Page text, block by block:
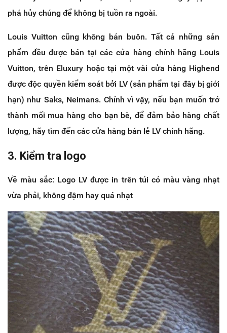
phá hủy chúng để không bị tuồn ra ngoài.
Louis Vuitton cũng không bán buôn. Tất cả những sản
phẩm đều được bán tại các cửa hàng chính hãng Louis
Vuitton, trên Eluxury hoặc tại một vài cửa hàng Highend
được độc quyền kiểm soát bởi LV (sản phẩm tại đây bị giới
hạn) như Saks, Neimans. Chính vì vậy, nếu bạn muốn trở
thành mối mua hàng cho bạn bè, để đảm bảo hàng chất
lượng, hãy tìm đến các cửa hàng bán lẻ LV chính hãng.
3. Kiểm tra logo
Về màu sắc: Logo LV được in trên túi có màu vàng nhạt
vừa phải, không đậm hay quá nhạt